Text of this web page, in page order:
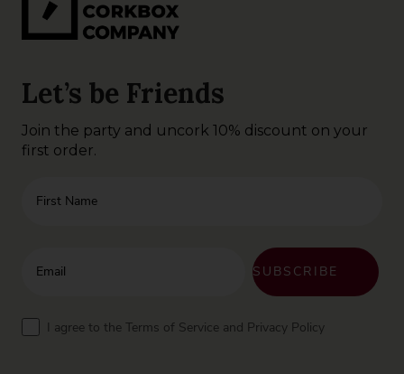
Let’s be Friends
Join the party and uncork 10% discount on your
first order.
SUBSCRIBE
TermsI agree to the Terms of Service and Privacy Policy